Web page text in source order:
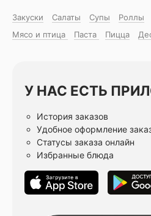
Закуски Салаты Супы Роллы
Мясо и птица
Паста Пицца
У НАС ЕСТЬ
История заказов
Удобное оформление
Статусы заказа онлайн
Избранные блюда